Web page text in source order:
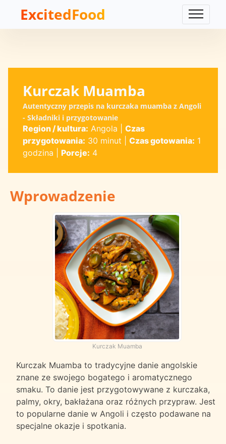
ExcitedFood
Kurczak Muamba
Autentyczny przepis na kurczaka muamba z Angoli
- Składniki i przygotowanie
Region / kultura: Angola
Czas
przygotowania: 30 minut Czas gotowania: 1
godzina
Porcje: 4
Wprowadzenie
Kurczak Muamba
Kurczak Muamba to tradycyjne danie angolskie
znane ze swojego bogatego i aromatycznego
smaku. To danie jest przygotowywane z kurczaka,
palmy, okry, bakłażana oraz różnych przypraw. Jest
to popularne danie w Angoli i często podawane na
specjalne okazje i spotkania.